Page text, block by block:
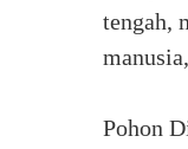
tengah,
Pohon